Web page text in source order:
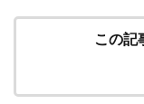
この記